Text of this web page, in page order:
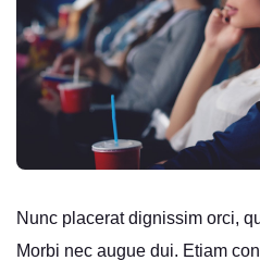
Nunc placerat dignissim orci,
Morbi nec augue dui. Etiam